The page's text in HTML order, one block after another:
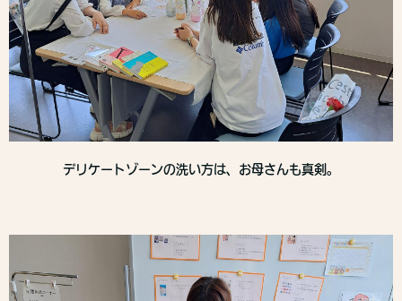
デリケートゾーンの洗い方は、お母さんも真剣。